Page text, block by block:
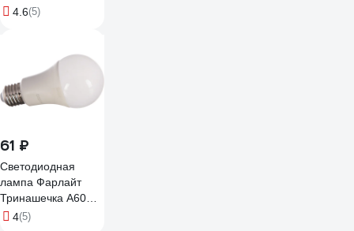
220V LED C37-9W-
4.6(5)
61 ₽
Светодиодная
лампа Фарлайт
Тринашечка А60
13Вт 4000К Е27
4(5)